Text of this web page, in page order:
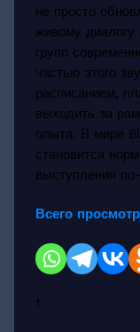
не просто
живому
групп
частью этого
расписанием,
выходить за
опыта. В мире
становится
выступления
Всего
1